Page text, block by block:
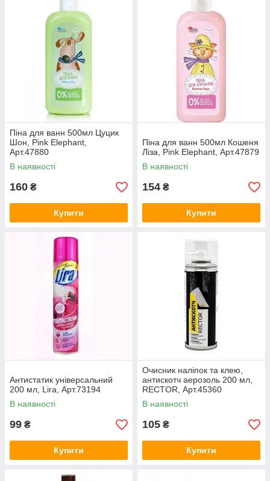
Піна для ванн 500мл Цуцик
Шон, Pink Elephant,
Арт.47880
В наявності
160 ₴
Купити
Піна для ванн 500мл Кошеня
Ліза, Pink Elephant, Арт.47879
В наявності
154 ₴
Купити
Антистатик універсальний
200 мл, Lira, Арт.73194
В наявності
99 ₴
Купити
Очисник наліпок та клею,
антискотч аерозоль 200 мл,
RECTOR, Арт.45360
В наявності
105 ₴
Купити